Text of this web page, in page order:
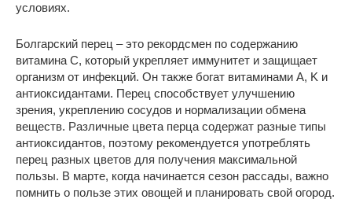
условиях.
Болгарский перец – это рекордсмен по содержанию
витамина C, который укрепляет иммунитет и защищает
организм от инфекций. Он также богат витаминами A, K и
антиоксидантами. Перец способствует улучшению
зрения, укреплению сосудов и нормализации обмена
веществ. Различные цвета перца содержат разные типы
антиоксидантов, поэтому рекомендуется употреблять
перец разных цветов для получения максимальной
пользы. В марте, когда начинается сезон рассады, важно
помнить о пользе этих овощей и планировать свой огород.